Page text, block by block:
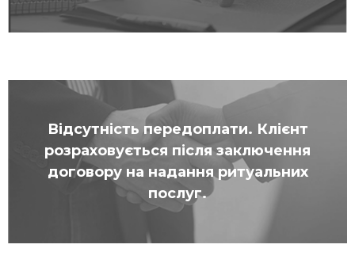
Відсутність передоплати. Клієнт
розраховується після заключення
договору на надання ритуальних
послуг.